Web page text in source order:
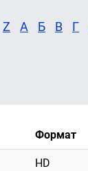
Z А Б В Г
Формат
HD